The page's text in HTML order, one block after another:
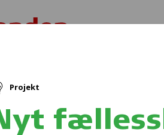
og donationer
Projekt